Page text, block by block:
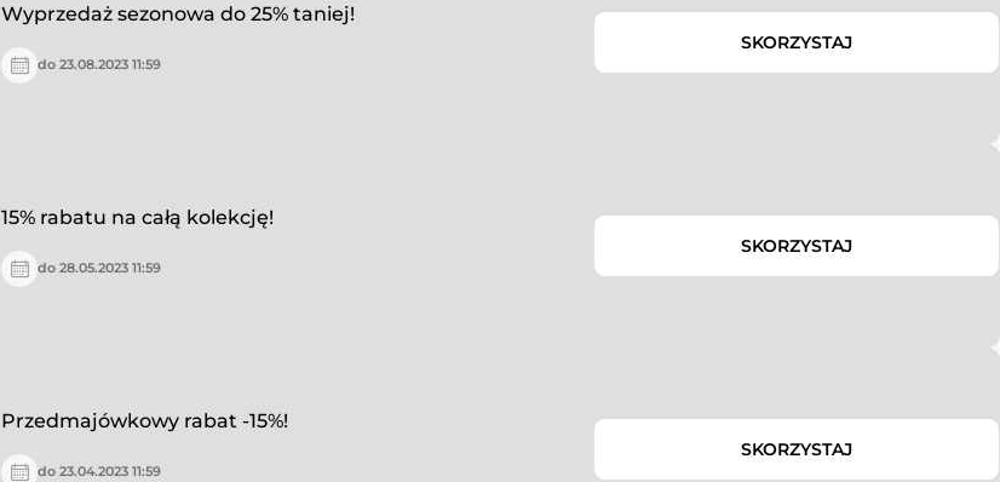
Wyprzedaż sezonowa do 25% taniej!
do 23.08.2023 11:59
SKORZYSTAJ
15% rabatu na całą kolekcję!
do 28.05.2023 11:59
SKORZYSTAJ
Przedmajówkowy rabat -15%!
do 23.04.2023 11:59
SKORZYSTAJ